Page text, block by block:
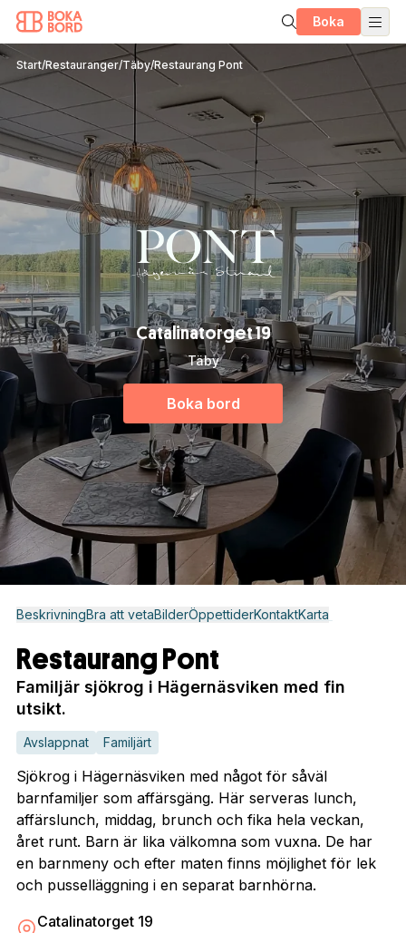
Boka
Start/Restauranger/Täby/Restaurang Pont
Catalinatorget 19
Täby
Boka bord
BeskrivningBra att vetaBilderÖppettiderKontaktKarta
Restaurang Pont
Familjär sjökrog i Hägernäsviken med fin
utsikt.
Avslappnat Familjärt
Sjökrog i Hägernäsviken med något för såväl
barnfamiljer som affärsgäng. Här serveras lunch,
affärslunch, middag, brunch och fika hela veckan,
året runt. Barn är lika välkomna som vuxna. De har
en barnmeny och efter maten finns möjlighet för lek
och pusselläggning i en separat barnhörna.
Catalinatorget 19